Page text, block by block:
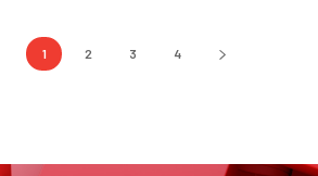
1 2 3 4